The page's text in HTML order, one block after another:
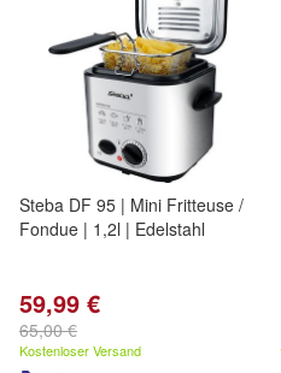
Steba DF 95 | Mini Fritteuse /
Fondue | 1,2l | Edelstahl
59,99 €
65,00 €
Kostenloser Versand